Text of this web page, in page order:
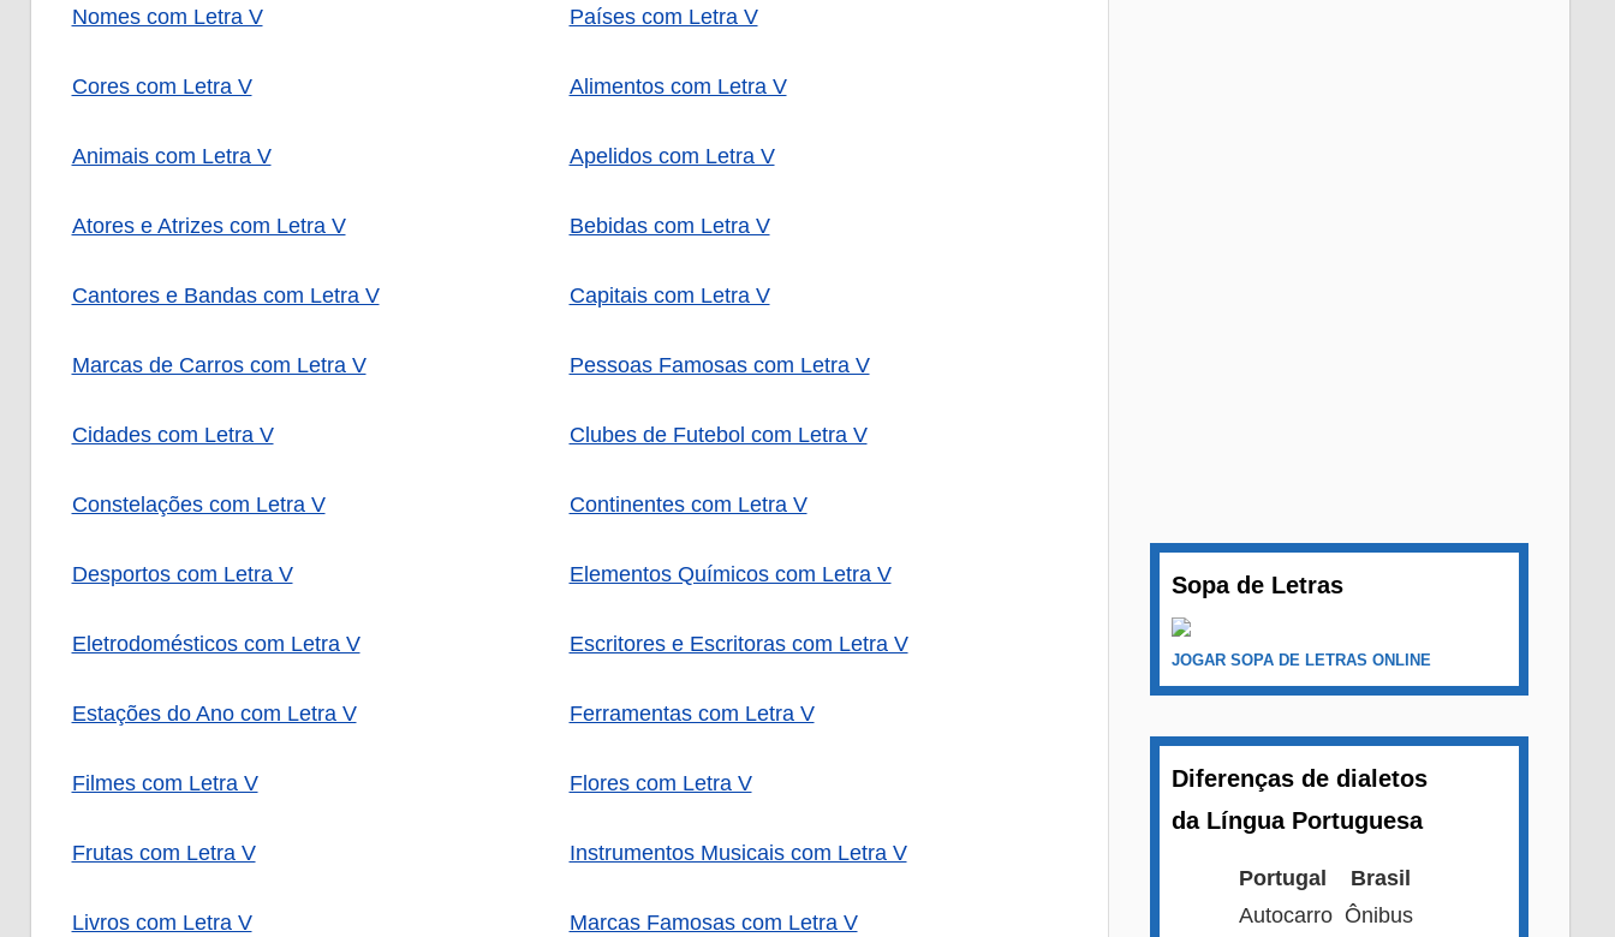
Nomes com Letra V
Cores com Letra V
Animais com Letra V
Atores e Atrizes com Letra V
Cantores e Bandas com Letra V
Marcas de Carros com Letra V
Cidades com Letra V
Constelações com Letra V
Desportos com Letra V
Eletrodomésticos com Letra V
Estações do Ano com Letra V
Filmes com Letra V
Frutas com Letra V
Livros com Letra V
Países com Letra V
Alimentos com Letra V
Apelidos com Letra V
Bebidas com Letra V
Capitais com Letra V
Pessoas Famosas com Letra V
Clubes de Futebol com Letra V
Continentes com Letra V
Elementos Químicos com Letra V
Escritores e Escritoras com Letra V
Ferramentas com Letra V
Flores com Letra V
Instrumentos Musicais com Letra V
Marcas Famosas com Letra V
Sopa de Letras
JOGAR SOPA DE LETRAS ONLINE
Diferenças de dialetos
da Língua Portuguesa
Portugal
Brasil
Autocarro Ônibus